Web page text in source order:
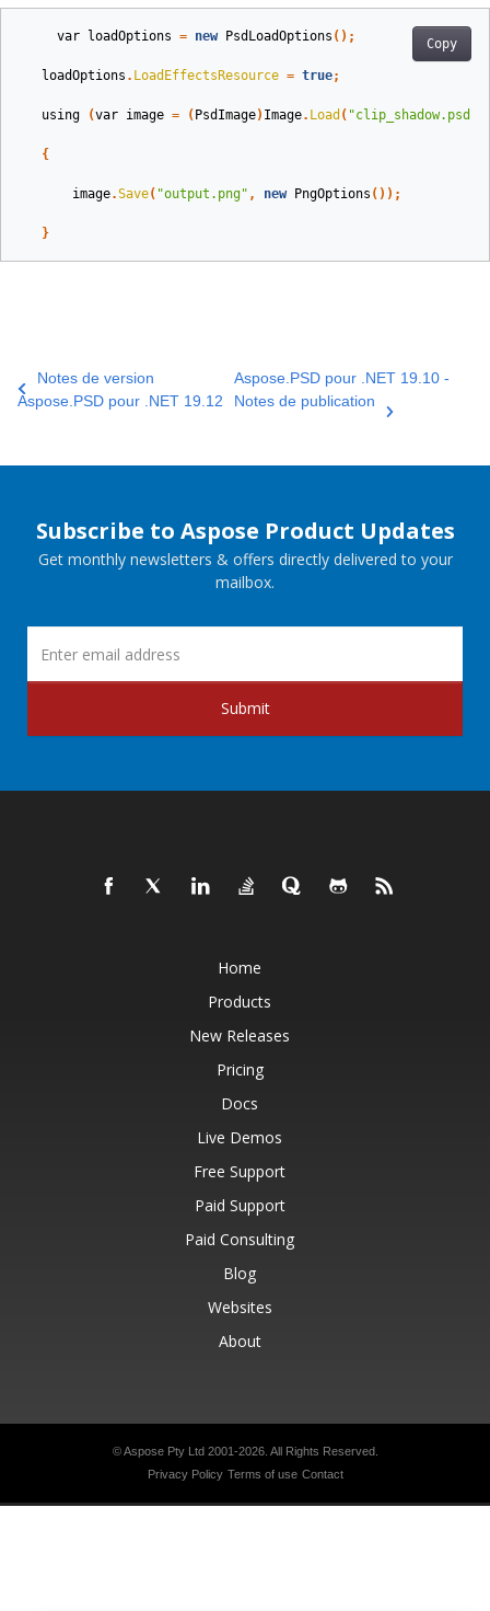
Copy
var loadOptions = new PsdLoadOptions ();
loadOptions . LoadEffectsResource = true;
using (var image = ( PsdImage) Image. Load ( "clip_shadow.psd"
{
image.Save( "output.png" , new PngOptions ());
}
Notes de version
Aspose.PSD pour .NET 19.12
Aspose.PSD pour .NET 19.10 -
Notes de publication
Subscribe to Aspose Product Updates
Get monthly newsletters & offers directly delivered to your
mailbox.
Submit
Home
Products
New Releases
Pricing
Docs
Live Demos
Free Support
Paid Support
Paid Consulting
Blog
Websites
About
© Aspose Pty Ltd 2001-2026. All Rights Reserved.
Privacy Policy Terms of use Contact